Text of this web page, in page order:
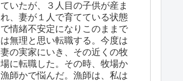
ていたが、３人目の子供が産ま
れ、妻が１人で育てている状態
で情緒不安定になりこのままで
は無理と思い転職する。今度は
妻の実家にいき、その近くの牧
場に転職した。その時、牧場か
漁師かで悩んだ。漁師は、私は